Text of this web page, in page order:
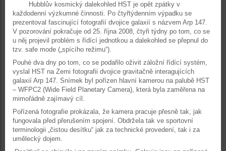
Hubblův kosmický dalekohled HST je opět zpátky v
každodenní výzkumné činnosti. Po čtyřtýdenním výpadku se
prezentoval fascinující fotografií dvojice galaxií s názvem Arp 147.
V pozorování pokračuje od 25. října 2008, čtyři týdny po tom, co se
u něj projevil problém s řídící jednotkou a dalekohled se přepnul do
tzv. safe mode („spícího režimu“).
Pouhé dva dny po tom, co se podařilo oživit záložní řídící systém,
vyslal HST na Zemi fotografii dvojice gravitačně interagujících
galaxií Arp 147. Snímek byl pořízen hlavní kamerou na palubě HST
– WFPC2 (Wide Field Planetary Camera), která byla zaměřena na
mimořádně zajímavý cíl.
Pořízená fotografie prokázala, že kamera pracuje přesně tak, jak
fungovala před přerušením spojení. Obdržela tak ve sportovní
terminologii „čistou desítku“ jak za technické provedení, tak i za
umělecký dojem.